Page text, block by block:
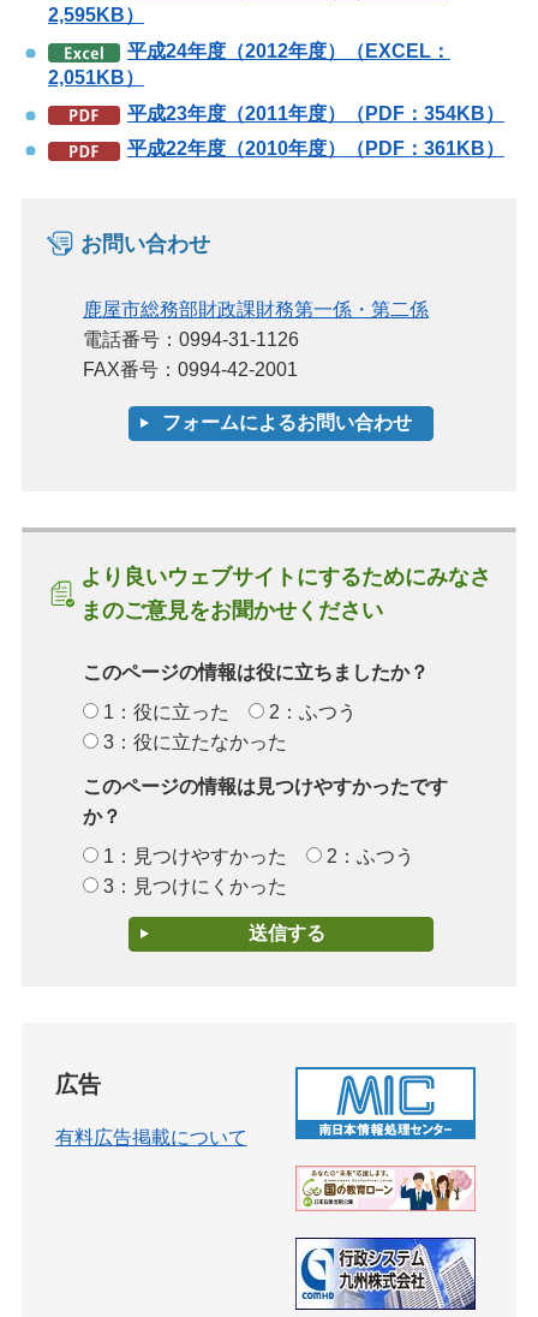
2,595KB）
平成24年度（2012年度）（EXCEL：
2,051KB）
平成23年度（2011年度）（PDF：354KB）
平成22年度（2010年度）（PDF：361KB）
お問い合わせ
鹿屋市総務部財政課財務第一係・第二係
電話番号：0994-31-1126
FAX番号：0994-42-2001
より良いウェブサイトにするためにみなさ
まのご意見をお聞かせください
このページの情報は役に立ちましたか？
1：役に立った
2：ふつう
3：役に立たなかった
このページの情報は見つけやすかったです
か？
1：見つけやすかった
2：ふつう
3：見つけにくかった
広告
有料広告掲載について